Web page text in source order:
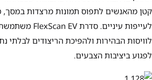
קטן מהאנשים לתפוס תמונות מרצדות במסך,
לעייפות עיניים. סדרתFlexScan EV משתמשת
לוויסות הבהירות ולהפיכת הריצודים לבלתי
לפגוע ביציבות הצבעים.